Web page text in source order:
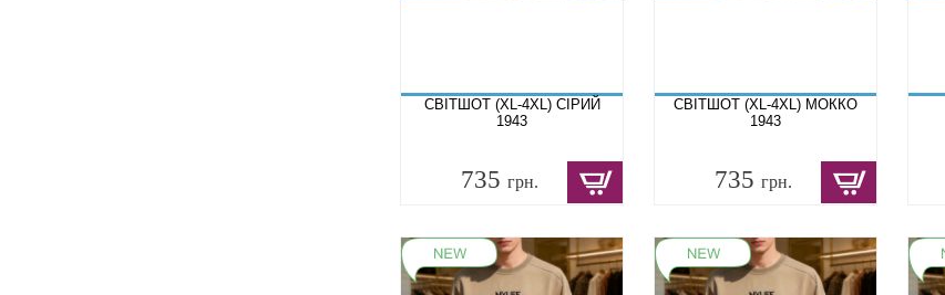
СВІТШОТ (XL-4XL) СІРИЙ
1943
735 грн.
СВІТШОТ (XL-4XL) МОККО
1943
735 грн.